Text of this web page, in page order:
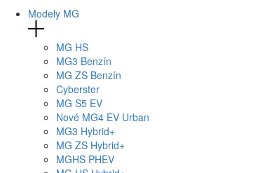
Modely MG
MG HS
MG3 Benzín
MG ZS Benzín
Cyberster
MG S5 EV
Nové MG4 EV Urban
MG3 Hybrid+
MG ZS Hybrid+
MGHS PHEV